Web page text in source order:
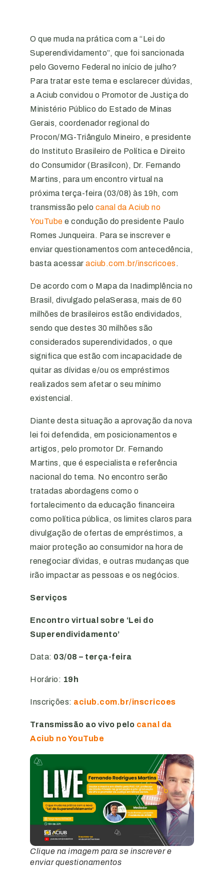
O que muda na prática com a “Lei do
Superendividamento”, que foi sancionada
pelo Governo Federal no início de julho?
Para tratar este tema e esclarecer dúvidas,
a Aciub convidou o Promotor de Justiça do
Ministério Público do Estado de Minas
Gerais, coordenador regional do
Procon/MG-Triângulo Mineiro, e presidente
do Instituto Brasileiro de Política e Direito
do Consumidor (Brasilcon), Dr. Fernando
Martins, para um encontro virtual na
próxima terça-feira (03/08) às 19h, com
transmissão pelo canal da Aciub no
YouTube e condução do presidente Paulo
Romes Junqueira. Para se inscrever e
enviar questionamentos com antecedência,
basta acessar aciub.com.br/inscricoes .
De acordo com o Mapa da Inadimplência no
Brasil, divulgado pelaSerasa, mais de 60
milhões de brasileiros estão endividados,
sendo que destes 30 milhões são
considerados superendividados, o que
significa que estão com incapacidade de
quitar as dívidas e/ou os empréstimos
realizados sem afetar o seu mínimo
existencial.
Diante desta situação a aprovação da nova
lei foi defendida, em posicionamentos e
artigos, pelo promotor Dr. Fernando
Martins, que é especialista e referência
nacional do tema. No encontro serão
tratadas abordagens como o
fortalecimento da educação financeira
como política pública, os limites claros para
divulgação de ofertas de empréstimos, a
maior proteção ao consumidor na hora de
renegociar dívidas, e outras mudanças que
irão impactar as pessoas e os negócios.
Serviços
Encontro virtual sobre ‘Lei do
Superendividamento’
Data: 03/08 – terça-feira
Horário: 19h
Inscrições: aciub.com.br/inscricoes
Transmissão ao vivo pelo canal da
Aciub no YouTube
Clique na imagem para se inscrever e
enviar questionamentos